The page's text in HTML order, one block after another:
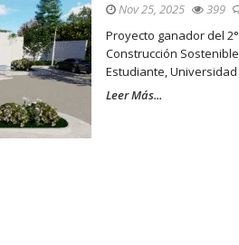
Nov 25, 2025 399
Proyecto ganador del
Construcción
Estudiante, Universidad
Leer Más...